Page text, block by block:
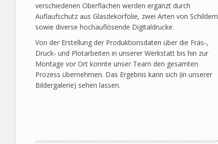
verschiedenen Oberflächen werden ergänzt durch
Auflaufschutz aus Glasdekorfolie, zwei Arten von Schildern
sowie diverse hochauflösende Digitaldrucke.
Von der Erstellung der Produktionsdaten über die Fräs-,
Druck- und Plotarbeiten in unserer Werkstatt bis hin zur
Montage vor Ort konnte unser Team den gesamten
Prozess übernehmen. Das Ergebnis kann sich (in unserer
Bildergalerie) sehen lassen.